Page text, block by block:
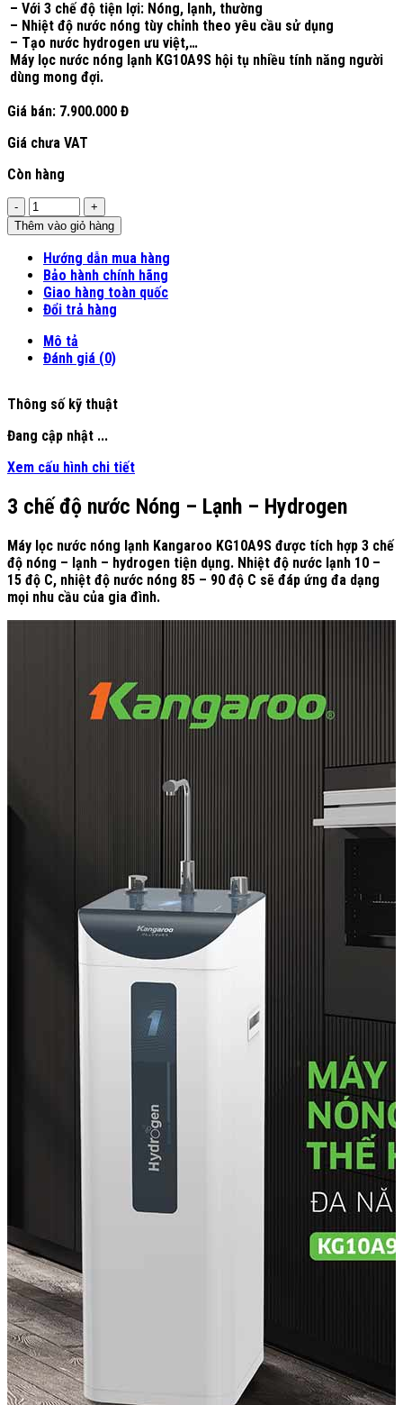
– Với 3 chế độ tiện lợi: Nóng, lạnh, thường
– Nhiệt độ nước nóng tùy chỉnh theo yêu cầu sử dụng
– Tạo nước hydrogen ưu việt,…
Máy lọc nước nóng lạnh KG10A9S hội tụ nhiều tính năng người
dùng mong đợi.
Giá bán: 7.900.000 Đ
Giá chưa VAT
Còn hàng
Số
lượng
Thêm vào giỏ hàng
Hướng dẫn mua hàng
Bảo hành chính hãng
Giao hàng toàn quốc
Đổi trả hàng
Mô tả
Đánh giá (0)
Thông số kỹ thuật
Đang cập nhật ...
Xem cấu hình chi tiết
3 chế độ nước Nóng – Lạnh – Hydrogen
Máy lọc nước nóng lạnh Kangaroo KG10A9S được tích hợp 3 chế
độ nóng – lạnh – hydrogen tiện dụng. Nhiệt độ nước lạnh 10 –
15 độ C, nhiệt độ nước nóng 85 – 90 độ C sẽ đáp ứng đa dạng
mọi nhu cầu của gia đình.